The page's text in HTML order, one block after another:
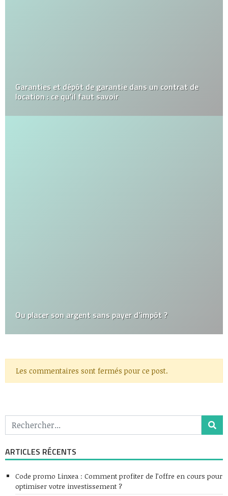
Garanties et dépôt de garantie dans un contrat de
location : ce qu’il faut savoir
Ou placer son argent sans payer d’impôt ?
Les commentaires sont fermés pour ce post.
ARTICLES RÉCENTS
Code promo Linxea : Comment profiter de l’offre en cours pour
optimiser votre investissement ?